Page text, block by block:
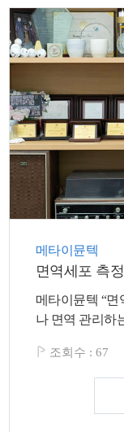
메타이뮨텍
메타이뮨텍 “
나 면역 관리하
조회수 : 67